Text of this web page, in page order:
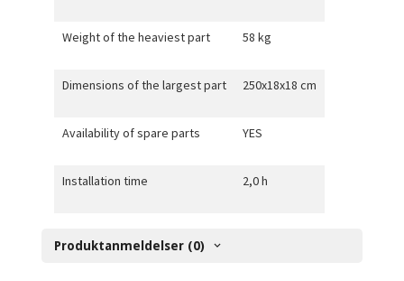
Weight of the heaviest part 58 kg
Dimensions of the largest part 250x18x18 cm
Availability of spare parts YES
Installation time 2,0 h
Produktanmeldelser (0)